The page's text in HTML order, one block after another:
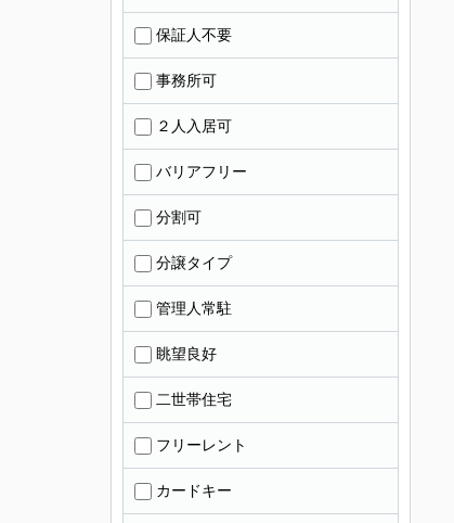
保証人不要
事務所可
２人入居可
バリアフリー
分割可
分譲タイプ
管理人常駐
眺望良好
二世帯住宅
フリーレント
カードキー